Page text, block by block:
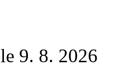
9. 8. 2026